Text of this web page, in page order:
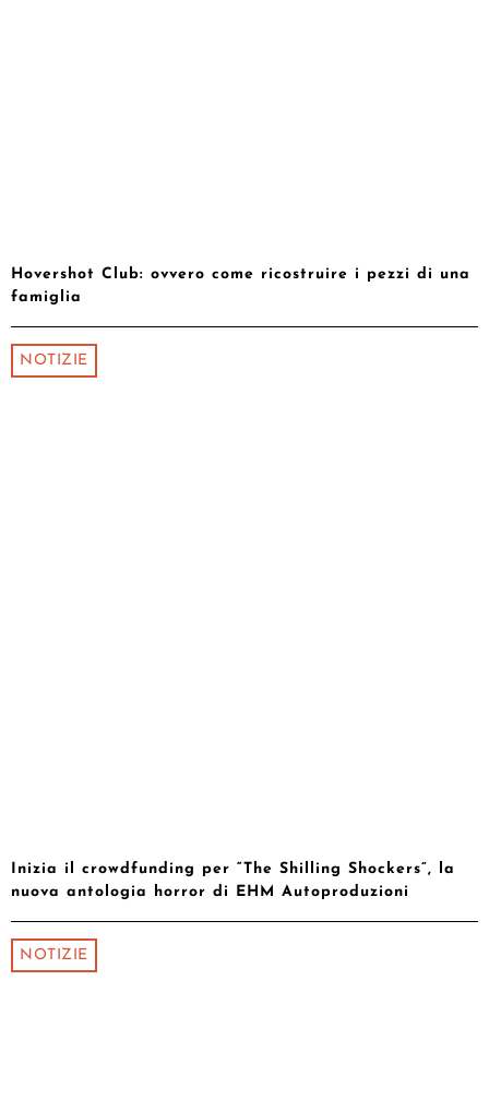
Hovershot Club: ovvero come ricostruire i pezzi di una
famiglia
NOTIZIE
Inizia il crowdfunding per “The Shilling Shockers”, la
nuova antologia horror di EHM Autoproduzioni
NOTIZIE